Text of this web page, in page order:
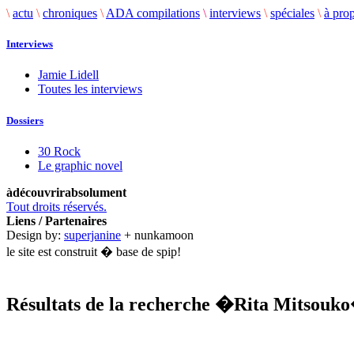
\ actu \ chroniques \ ADA compilations \ interviews \ spéciales \ à
Interviews
Jamie Lidell
Toutes les interviews
Dossiers
30 Rock
Le graphic novel
àdécouvrirabsolument
Tout droits réservés.
Liens / Partenaires
Design by: superjanine + nunkamoon
le site est construit � base de spip!
Résultats de la recherche �Rita